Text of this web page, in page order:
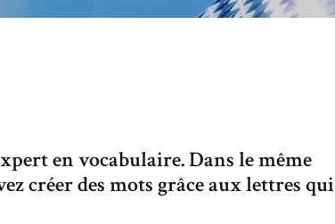
en vocabulaire. Dans le même
créer des mots grâce aux lettres qui